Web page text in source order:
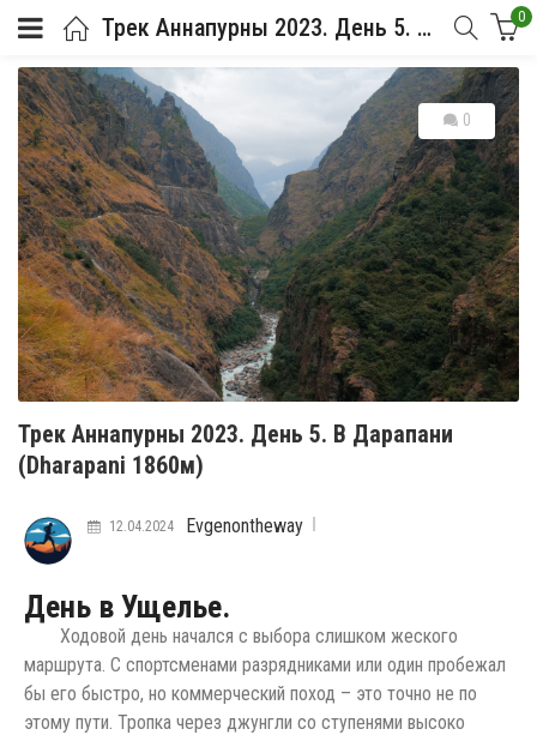
Трек Аннапурны 2023. День 5. В Дарапани (Dharapani 1860м) 0
0
Трек Аннапурны 2023. День 5. В Дарапани
(Dharapani 1860м)
Evgenontheway
12.04.2024
День в Ущелье.
Ходовой день начался с выбора слишком жеского
маршрута. С спортсменами разрядниками или один пробежал
бы его быстро, но коммерческий поход – это точно не по
этому пути. Тропка через джунгли со ступенями высоко